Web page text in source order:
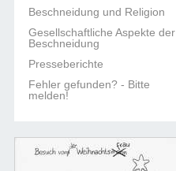
Beschneidung und Religion
Gesellschaftliche Aspekte der
Beschneidung
Presseberichte
Fehler gefunden? - Bitte
melden!